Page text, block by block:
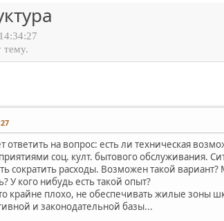
тему.
ответить на вопрос: есть ли техническая
соц. култ. бытового обслуживания.
сократить расходы. Возможен такой
У кого нибудь есть такой опыт?
крайне плохо, не обеспечивать жилые зоны
и законодательной базы...